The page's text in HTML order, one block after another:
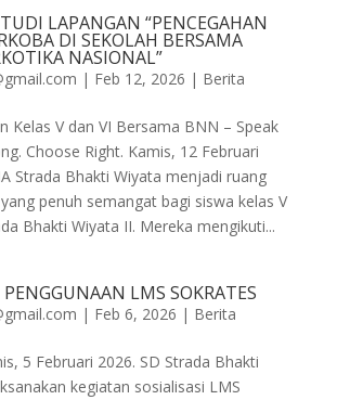
LAPANGAN “PENCEGAHAN
DI SEKOLAH BERSAMA
NASIONAL”
| Feb 12, 2026 | Berita
Kelas V dan VI Bersama BNN – Speak
Choose Right. Kamis, 12 Februari
Strada Bhakti Wiyata menjadi ruang
penuh semangat bagi siswa kelas V
Bhakti Wiyata II. Mereka mengikuti...
LMS SOKRATES
| Feb 6, 2026 | Berita
5 Februari 2026. SD Strada Bhakti
kegiatan sosialisasi LMS